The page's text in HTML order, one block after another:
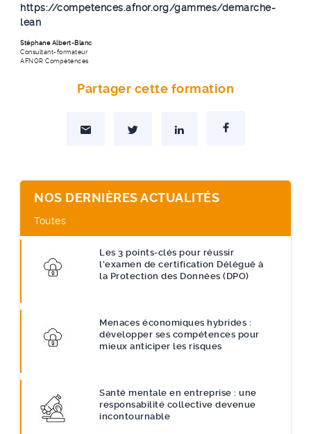
https://competences.afnor.org/gammes/demarche-
lean
Stéphane Albert-Blanc
Consultant-formateur
AFNOR Compétences
Partager cette formation
Partager par MailPartager sur TwitterPartager sur Linkedin
NOS DERNIÈRES ACTUALITÉS
Toutes
Les 3 points-clés pour réussir
l’examen de certification Délégué à
la Protection des Données (DPO)
Menaces économiques hybrides :
développer ses compétences pour
mieux anticiper les risques
Santé mentale en entreprise : une
responsabilité collective devenue
incontournable